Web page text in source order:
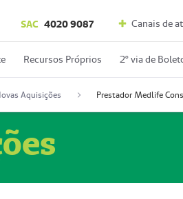
SAC 4020 9087 Canais de
Recursos Próprios 2º via de
Aquisições